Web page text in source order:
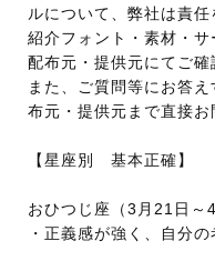
ルについて、弊社は責任
紹介フォント・素材・サ
配布元・提供元にてご確
また、ご質問等にお答
布元・提供元まで直接お
【星座別 基本正確】
おひつじ座（3月21日～
・正義感が強く、自分